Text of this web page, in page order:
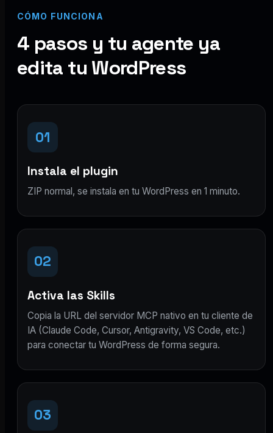
CÓMO FUNCIONA
4 pasos y tu agente ya
edita tu WordPress
01
Instala el plugin
ZIP normal, se instala en tu WordPress en 1 minuto.
02
Activa las Skills
Copia la URL del servidor MCP nativo en tu cliente de
IA (Claude Code, Cursor, Antigravity, VS Code, etc.)
para conectar tu WordPress de forma segura.
03